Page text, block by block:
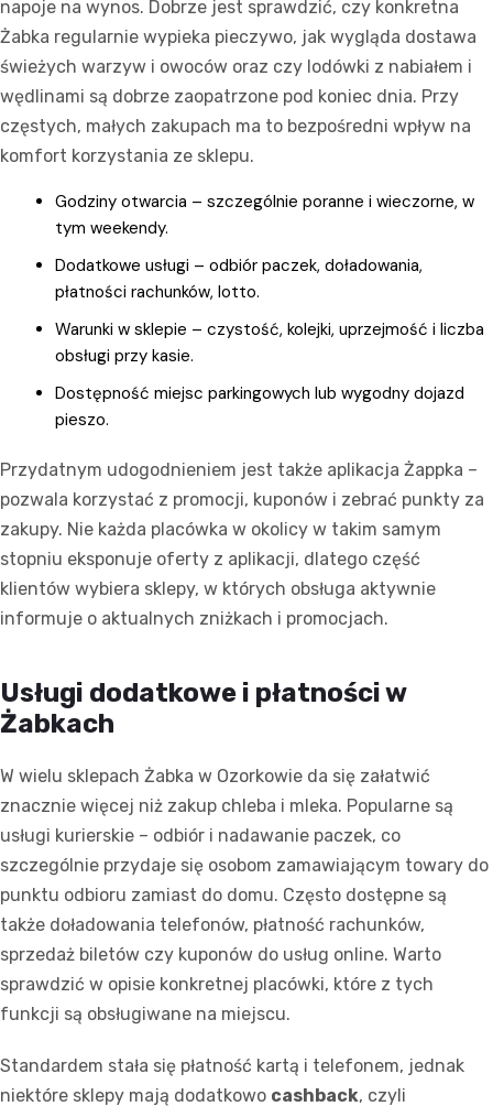
napoje na wynos. Dobrze jest sprawdzić, czy konkretna
Żabka regularnie wypieka pieczywo, jak wygląda dostawa
świeżych warzyw i owoców oraz czy lodówki z nabiałem i
wędlinami są dobrze zaopatrzone pod koniec dnia. Przy
częstych, małych zakupach ma to bezpośredni wpływ na
komfort korzystania ze sklepu.
Godziny otwarcia – szczególnie poranne i wieczorne, w
tym weekendy.
Dodatkowe usługi – odbiór paczek, doładowania,
płatności rachunków, lotto.
Warunki w sklepie – czystość, kolejki, uprzejmość i liczba
obsługi przy kasie.
Dostępność miejsc parkingowych lub wygodny dojazd
pieszo.
Przydatnym udogodnieniem jest także aplikacja Żappka –
pozwala korzystać z promocji, kuponów i zebrać punkty za
zakupy. Nie każda placówka w okolicy w takim samym
stopniu eksponuje oferty z aplikacji, dlatego część
klientów wybiera sklepy, w których obsługa aktywnie
informuje o aktualnych zniżkach i promocjach.
Usługi dodatkowe i płatności w
Żabkach
W wielu sklepach Żabka w Ozorkowie da się załatwić
znacznie więcej niż zakup chleba i mleka. Popularne są
usługi kurierskie – odbiór i nadawanie paczek, co
szczególnie przydaje się osobom zamawiającym towary do
punktu odbioru zamiast do domu. Często dostępne są
także doładowania telefonów, płatność rachunków,
sprzedaż biletów czy kuponów do usług online. Warto
sprawdzić w opisie konkretnej placówki, które z tych
funkcji są obsługiwane na miejscu.
Standardem stała się płatność kartą i telefonem, jednak
niektóre sklepy mają dodatkowo cashback, czyli